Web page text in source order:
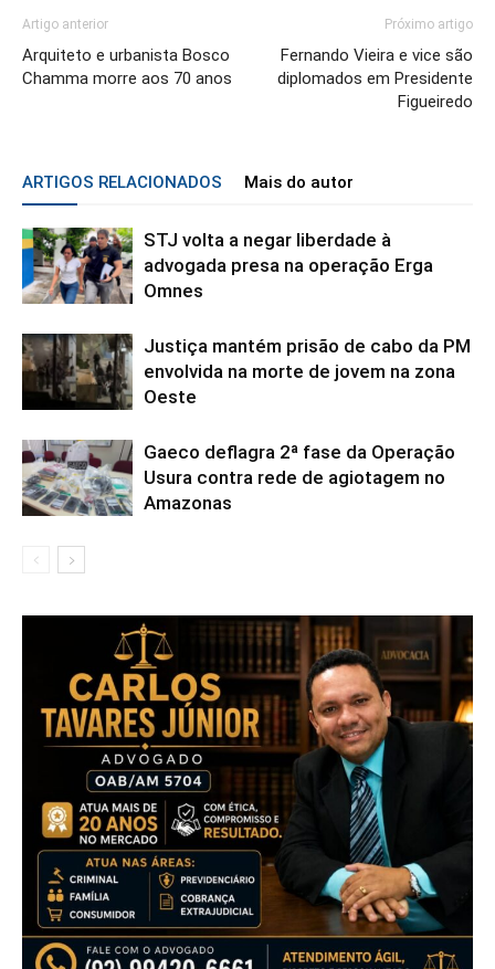
Artigo anterior
Arquiteto e urbanista Bosco
Chamma morre aos 70 anos
Próximo artigo
Fernando Vieira e vice são
diplomados em Presidente
Figueiredo
ARTIGOS RELACIONADOS Mais do autor
STJ volta a negar liberdade à
advogada presa na operação Erga
Omnes
Justiça mantém prisão de cabo da PM
envolvida na morte de jovem na zona
Oeste
Gaeco deflagra 2ª fase da Operação
Usura contra rede de agiotagem no
Amazonas